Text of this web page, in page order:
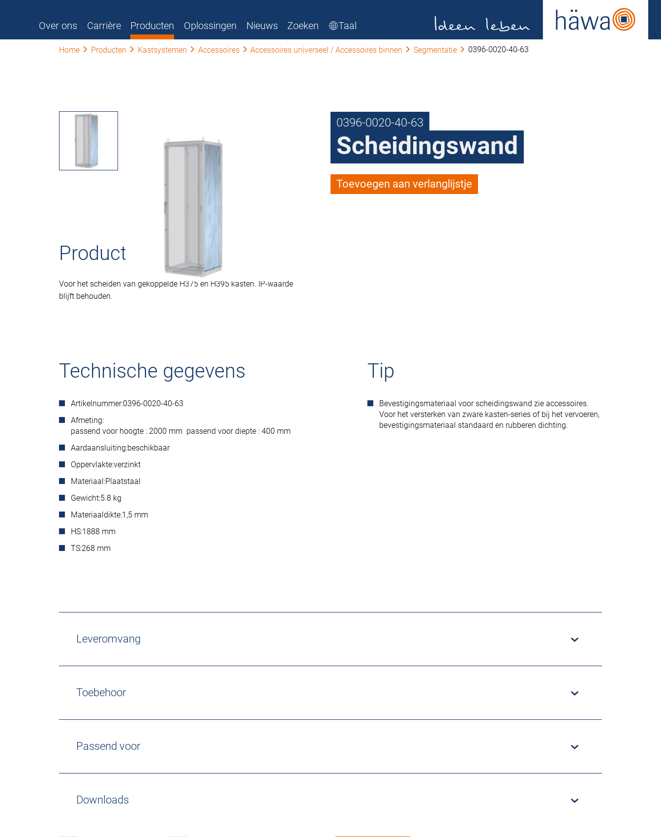
Over ons Carrière Producten Oplossingen Nieuws Zoeken Taal
Home Producten Kastsystemen Accessoires Accessoires universeel / Accessoires binnen Segmentatie 0396-0020-40-63
0396-0020-40-63
Scheidingswand
Toevoegen aan verlanglijstje
Productomschrijving
Voor het scheiden van gekoppelde H375 en H395 kasten. IP-waarde
blijft behouden.
Technische gegevens
Artikelnummer:0396-0020-40-63
Afmeting:
passend voor hoogte : 2000 mm passend voor diepte : 400 mm
Aardaansluiting:beschikbaar
Oppervlakte:verzinkt
Materiaal:Plaatstaal
Gewicht:5.8 kg
Materiaaldikte:1,5 mm
HS:1888 mm
TS:268 mm
Tip
Bevestigingsmateriaal voor scheidingswand zie accessoires.
Voor het versterken van zware kasten-series of bij het vervoeren,
bevestigingsmateriaal standaard en rubberen dichting.
Leveromvang
Toebehoor
Passend voor
Downloads